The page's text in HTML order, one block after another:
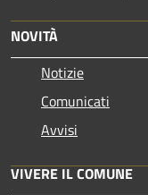
NOVITÀ
Notizie
Comunicati
Avvisi
VIVERE IL COMUNE